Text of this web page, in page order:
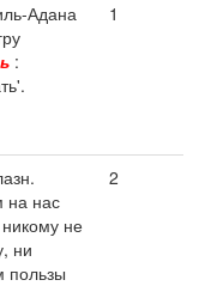
Адана
:
1
на нас
не
ни
пользы
2